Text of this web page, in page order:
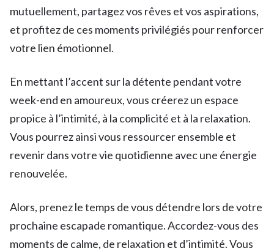
mutuellement, partagez vos rêves et vos aspirations,
et profitez de ces moments privilégiés pour renforcer
votre lien émotionnel.
En mettant l’accent sur la détente pendant votre
week-end en amoureux, vous créerez un espace
propice à l’intimité, à la complicité et à la relaxation.
Vous pourrez ainsi vous ressourcer ensemble et
revenir dans votre vie quotidienne avec une énergie
renouvelée.
Alors, prenez le temps de vous détendre lors de votre
prochaine escapade romantique. Accordez-vous des
moments de calme, de relaxation et d’intimité. Vous